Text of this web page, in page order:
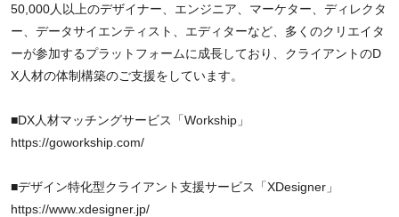
50,000人以上のデザイナー、エンジニア、マーケター、ディレクタ
ー、データサイエンティスト、エディターなど、多くのクリエイタ
ーが参加するプラットフォームに成長しており、クライアントのD
X人材の体制構築のご支援をしています。
■DX人材マッチングサービス「Workship」
https://goworkship.com/
■デザイン特化型クライアント支援サービス「XDesigner」
https://www.xdesigner.jp/